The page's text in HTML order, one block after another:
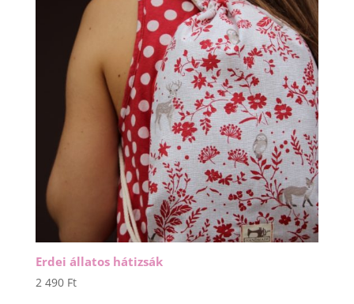
Erdei állatos hátizsák
2 490 Ft